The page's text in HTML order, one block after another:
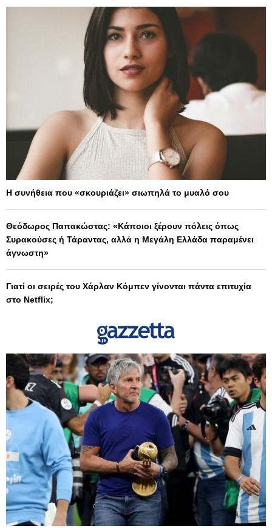
Η συνήθεια που «σκουριάζει» σιωπηλά το μυαλό σου
Θεόδωρος Παπακώστας: «Κάποιοι ξέρουν πόλεις όπως
Συρακούσες ή Τάραντας, αλλά η Μεγάλη Ελλάδα παραμένει
άγνωστη»
Γιατί οι σειρές του Χάρλαν Κόμπεν γίνονται πάντα επιτυχία
στο Netflix;